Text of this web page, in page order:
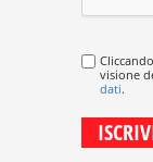
visione
dati.